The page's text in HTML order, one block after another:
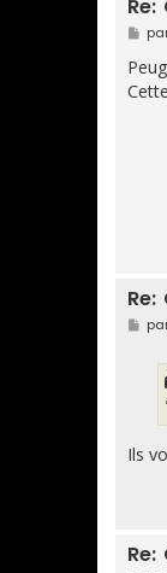
M
e
s
s
a
M
e
Ils